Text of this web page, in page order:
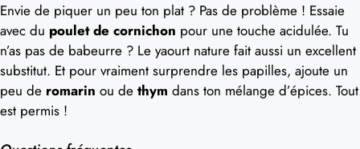
Envie de piquer un peu ton plat ? Pas de problème ! Essaie
avec du poulet de cornichon pour une touche acidulée. Tu
n’as pas de babeurre ? Le yaourt nature fait aussi un excellent
substitut. Et pour vraiment surprendre les papilles, ajoute un
peu de romarin ou de thym dans ton mélange d’épices. Tout
est permis !